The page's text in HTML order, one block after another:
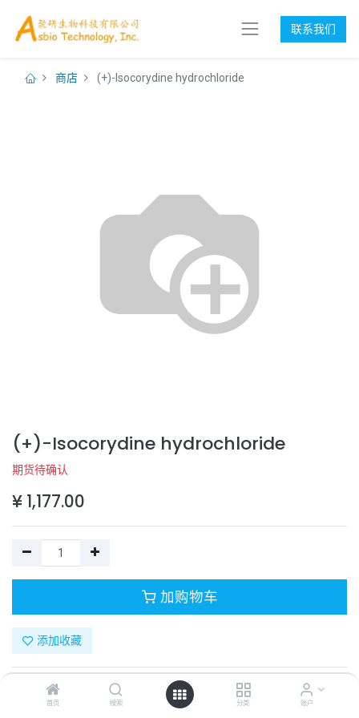
首页 搜索 分类 账户
联系我们
商店 (+)-Isocorydine hydrochloride
(+)-Isocorydine hydrochloride
期货待确认
¥ 1,177.00
加购物车
添加收藏
目录号：332-11794-2
计量单位：